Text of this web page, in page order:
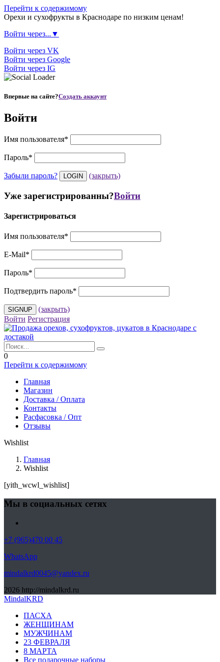
Перейти к содержимому
Орехи и сухофрукты в Краснодаре по низким ценам!
Войти через...▼
Войти через VK
Войти через Google
Войти через IG
Впервые на сайте?Создать аккаунт
Войти
Имя пользователя*
Пароль*
Забыли пароль? (закрыть)
Уже зарегистрированны?Войти
Зарегистрироваться
Имя пользователя*
E-Mail*
Пароль*
Подтвердить пароль*
(закрыть)
Войти Регистрация
0
Перейти к содержимому
Главная
Магазин
Доставка / Оплата
Контакты
Расфасовка / Опт
Отзывы
Wishlist
Главная
Wishlist
[yith_wcwl_wishlist]
Мы в социальных сетях
+7 (965)470 00 45
WhatsApp
mindalkrd0045@yandex.ru
2026 http://mindalkrd.ru
MindalKRD
ПАСХА
ЖЕНЩИНАМ
МУЖЧИНАМ
23 ФЕВРАЛЯ
8 МАРТА
Все подарочные наборы